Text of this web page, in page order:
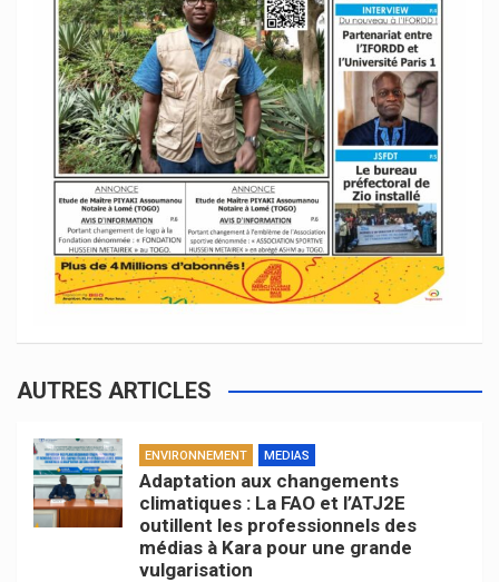
AUTRES ARTICLES
ENVIRONNEMENT MEDIAS
Adaptation aux changements
climatiques : La FAO et l’ATJ2E
outillent les professionnels des
médias à Kara pour une grande
vulgarisation